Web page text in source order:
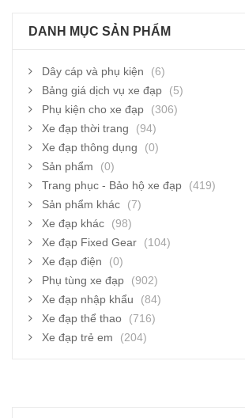
DANH MỤC SẢN PHẨM
Dây cáp và phụ kiện
(6)
Bảng giá dịch vụ xe đạp
(5)
Phụ kiện cho xe đạp
(306)
Xe đạp thời trang
(94)
Xe đạp thông dụng
(0)
Sản phẩm
(0)
Trang phục - Bảo hộ xe đạp
(419)
Sản phẩm khác
(7)
Xe đạp khác
(98)
Xe đạp Fixed Gear
(104)
Xe đạp điện
(0)
Phụ tùng xe đạp
(902)
Xe đạp nhập khẩu
(84)
Xe đạp thể thao
(716)
Xe đạp trẻ em
(204)